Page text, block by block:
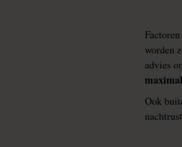
worden
advies
Ook